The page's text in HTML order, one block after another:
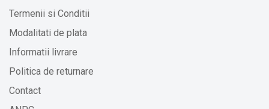
Termenii si Conditii
Modalitati de plata
Informatii livrare
Politica de returnare
Contact